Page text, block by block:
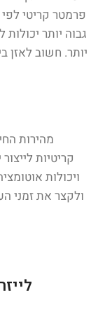
פרמטר קריטי
גבוה יותר
יותר. חשוב לאזן
מהירות
קריטיות
ויכולות
ולקצר את זמני